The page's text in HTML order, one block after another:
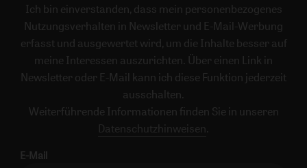
Ich bin einverstanden, dass mein personenbezogenes
Nutzungsverhalten in Newsletter und E-Mail-Werbung
erfasst und ausgewertet wird, um die Inhalte besser auf
meine Interessen auszurichten. Über einen Link in
Newsletter oder E-Mail kann ich diese Funktion jederzeit
ausschalten.
Weiterführende Informationen finden Sie in unseren
Datenschutzhinweisen .
E-Mail